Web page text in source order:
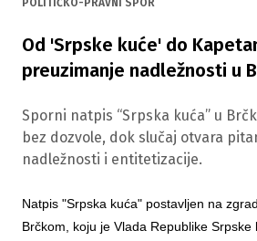
POLITIČKO-PRAVNI SPOR
Od 'Srpske kuće' do
preuzimanje nadležnosti u
Sporni natpis “Srpska kuća” u
bez dozvole, dok slučaj otvara
nadležnosti i entitetizacije.
Natpis "Srpska kuća" postavljen na
Brčkom, koju je Vlada Republike Srpske